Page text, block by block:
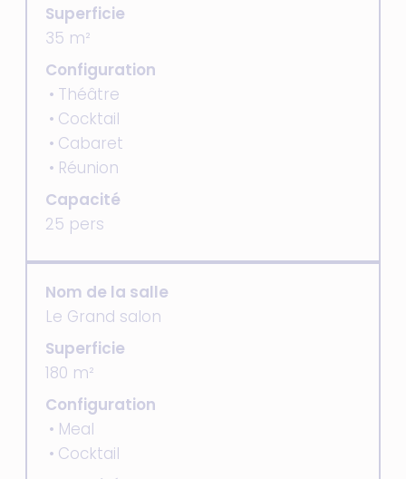
Superficie
35 m²
Configuration
Théâtre
Cocktail
Cabaret
Réunion
Capacité
25 pers
Nom de la salle
Le Grand salon
Superficie
180 m²
Configuration
Meal
Cocktail